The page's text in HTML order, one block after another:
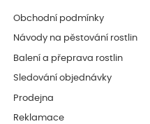
Obchodní podmínky
Návody na pěstování rostlin
Balení a přeprava rostlin
Sledování objednávky
Prodejna
Reklamace